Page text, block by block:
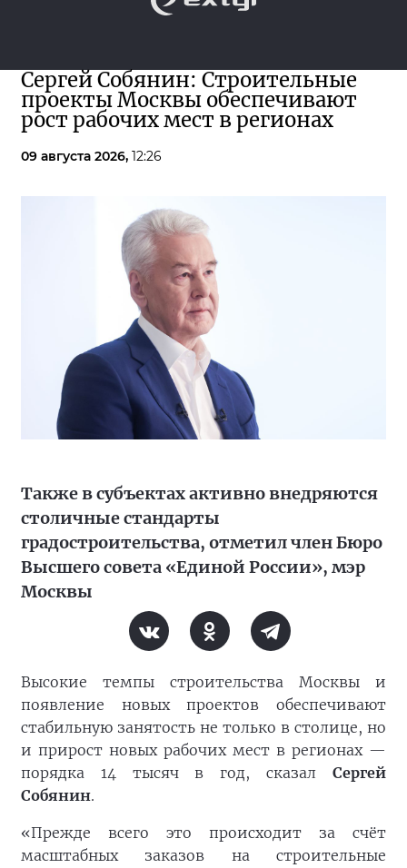
Сергей Собянин: Строительные
проекты Москвы обеспечивают
рост рабочих мест в регионах
09 августа 2026, 12:26
Также в субъектах активно внедряются
столичные стандарты
градостроительства, отметил член Бюро
Высшего совета «Единой России», мэр
Москвы
Высокие темпы строительства Москвы и
появление новых проектов обеспечивают
стабильную занятость не только в столице, но
и прирост новых рабочих мест в регионах —
порядка 14 тысяч в год, сказал Сергей
Собянин.
«Прежде всего это происходит за счёт
масштабных заказов на строительные